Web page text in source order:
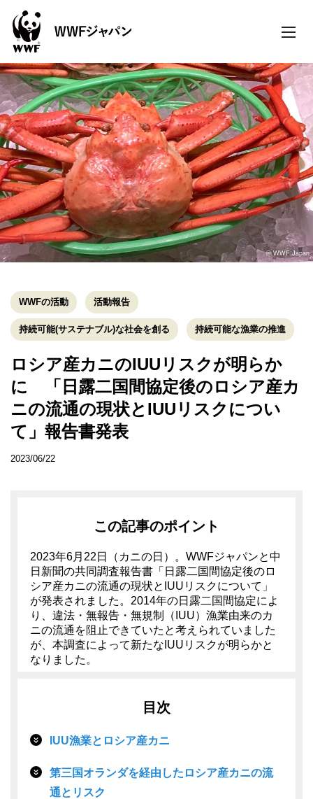
toggle
© WWF Japan
WWFの活動 活動報告
持続可能(サステナブル)な社会を創る 持続可能な漁業の推進
ロシア産カニのIUUリスクが明らか
に 「日露二国間協定後のロシア産カ
ニの流通の現状とIUUリスクについ
て」報告書発表
2023/06/22
この記事のポイント
2023年6月22日（カニの日）。WWFジャパンと中
日新聞の共同調査報告書「日露二国間協定後のロ
シア産カニの流通の現状とIUUリスクについて」
が発表されました。2014年の日露二国間協定によ
り、違法・無報告・無規制（IUU）漁業由来のカ
ニの流通を阻止できていたと考えられていました
が、本調査によって新たなIUUリスクが明らかと
なりました。
目次
IUU漁業とロシア産カニ
第三国オランダを経由したロシア産カニの流
通とリスク